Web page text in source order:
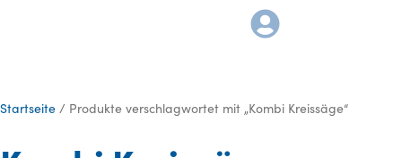
Startseite / Produkte verschlagwortet mit „Kombi Kreissäge“